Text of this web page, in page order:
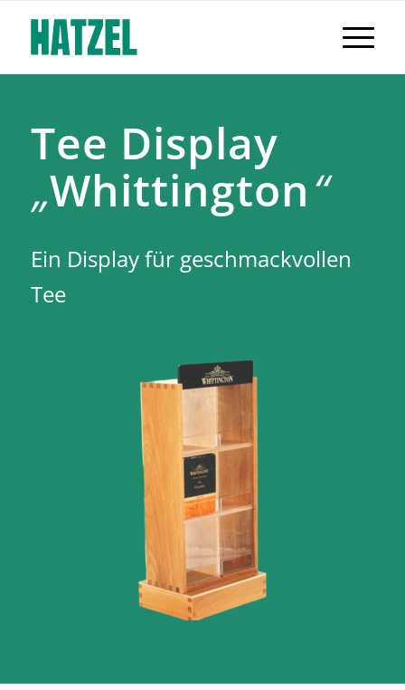
Tee Display
„Whittington“
Ein Display für geschmackvollen
Tee